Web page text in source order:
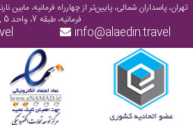
تهران، پاسداران شمالی، پایین‌تر از چهارراه فرمانیه،
فرمانیه، طبقه 7، واحد 5 , 6
info@alaedin.travel